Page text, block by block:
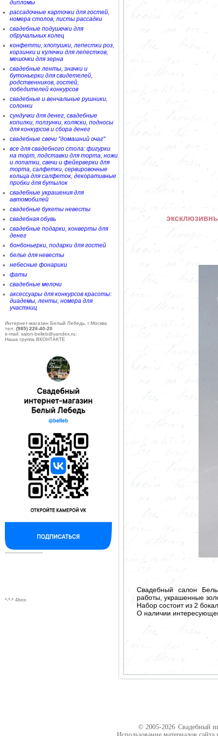
дипломы
рассадочные карточки для гостей,
номера столов, листы рассадки
свадебные подушечки для
обручальных колец
конфетти, хлопушки, лепестки роз,
корзинки и кулечки для лепестков,
мешочки для зерна
свадебные ленты, значки и
бутоньерки для свидетелей,
родственников, гостей,
победителей конкурсов
свадебные и венчальные рушники,
солонки
сундучки для денег, свадебные
копилки, ползунки, коляски, подносы
для конкурсов и сбора денег
свадебные свечи "домашний очаг"
все для свадебного стола: фигурки
на торт, подставки для торта, ножи
и лопатки, свечи и фейерверки для
торта, салфетки, сервировочные
кольца для салфеток, декоративные
пробки для бутылок
свадебные украшения для
автомобилей
свадебные букеты невесты
свадебная обувь
свадебные подарки, конверты для
денег
бонбоньерки, подарки для гостей
белье для невесты
небесные фонарики
фаты
свадебные мелочи
аксессуары для конкурсов красоты:
диадемы, ленты, номера для
участниц
Интернет-магазин Белый Лебедь, г.Москва
тел: (985) 226-40-20
e-mail: salon-belleb@yandex.ru;
Наша группа ВКОНТАКТЕ
--------------------------
*-*-* 4box
Свадебный салон
работы, украшенные
Набор состоит из 2
О наличии
© 2005-2026 Свадебный